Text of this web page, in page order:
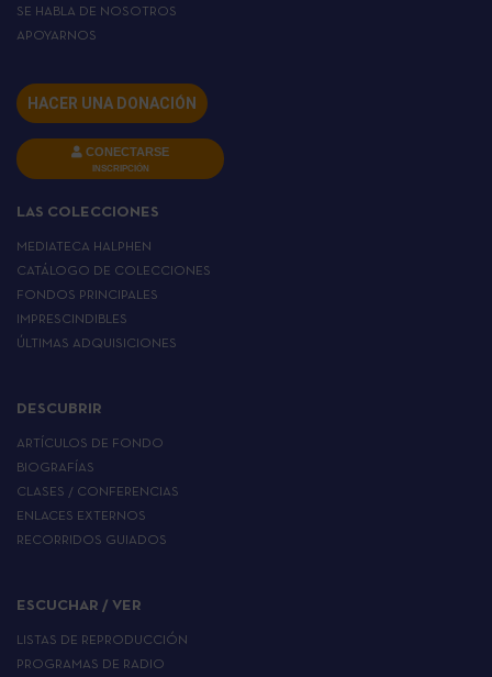
SE HABLA DE NOSOTROS
APOYARNOS
HACER UNA DONACIÓN
CONECTARSE
INSCRIPCIÓN
LAS COLECCIONES
MEDIATECA HALPHEN
CATÁLOGO DE COLECCIONES
FONDOS PRINCIPALES
IMPRESCINDIBLES
ÚLTIMAS ADQUISICIONES
DESCUBRIR
ARTÍCULOS DE FONDO
BIOGRAFÍAS
CLASES / CONFERENCIAS
ENLACES EXTERNOS
RECORRIDOS GUIADOS
ESCUCHAR / VER
LISTAS DE REPRODUCCIÓN
PROGRAMAS DE RADIO